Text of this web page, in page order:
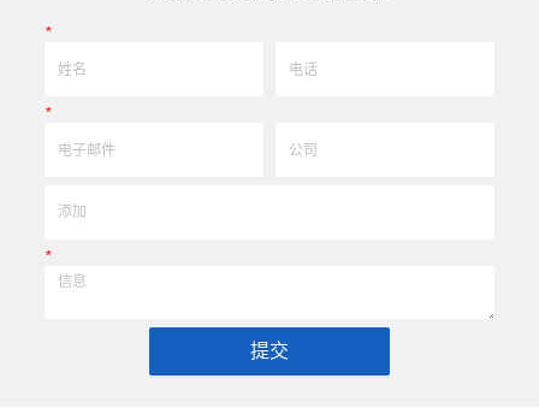
*
*
*
提交